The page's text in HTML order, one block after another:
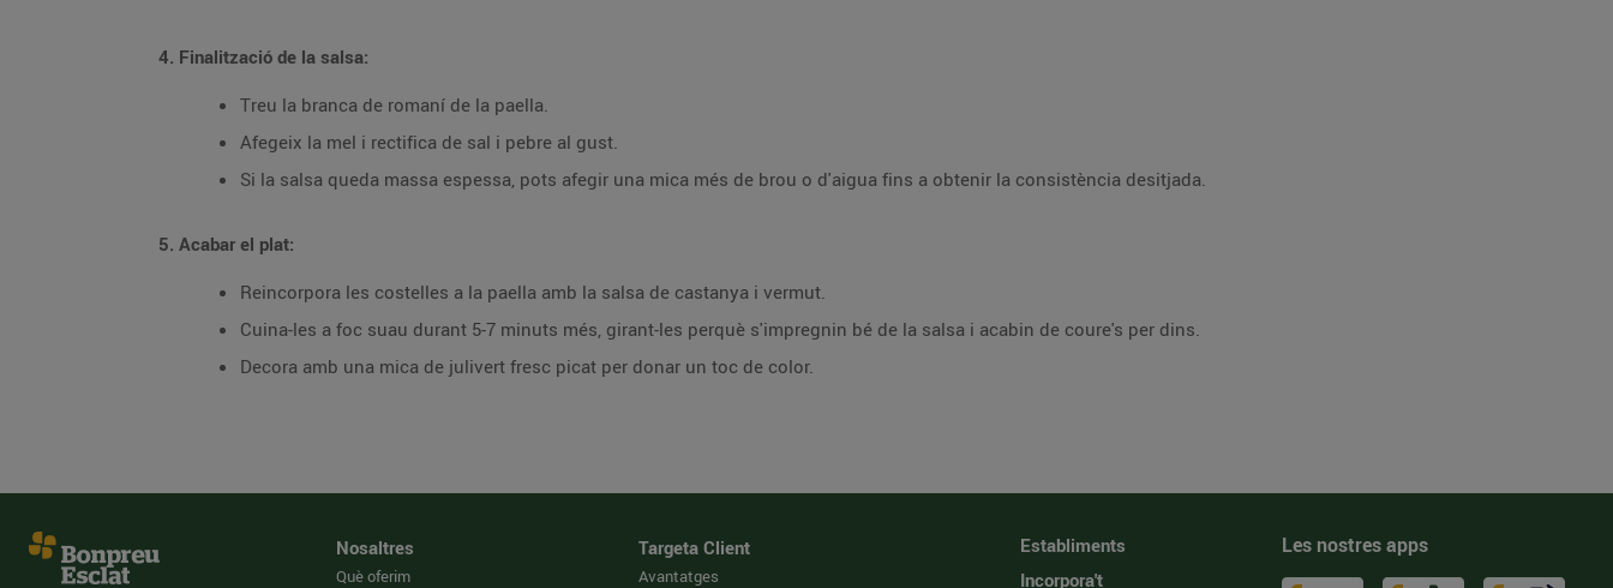
4. Finalització de la salsa:
Treu la branca de romaní de la paella.
Afegeix la mel i rectifica de sal i pebre al gust.
Si la salsa queda massa espessa, pots afegir una mica més de brou o d'aigua fins a obtenir la consistència desitjada.
5. Acabar el plat:
Reincorpora les costelles a la paella amb la salsa de castanya i vermut.
Cuina-les a foc suau durant 5-7 minuts més, girant-les perquè s'impregnin bé de la salsa i acabin de coure's per dins.
Decora amb una mica de julivert fresc picat per donar un toc de color.
Nosaltres
Què oferim
Targeta Client
Avantatges
Establiments
Incorpora't
Les nostres apps